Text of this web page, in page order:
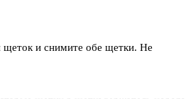
щеток и снимите обе щетки. Не